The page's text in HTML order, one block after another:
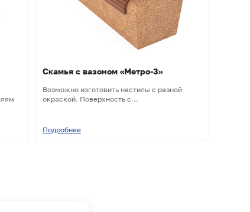
Скамья с вазоном «Метро-3»
Возможно изготовить настилы с разной
окраской. Поверхность с...
Подробнее